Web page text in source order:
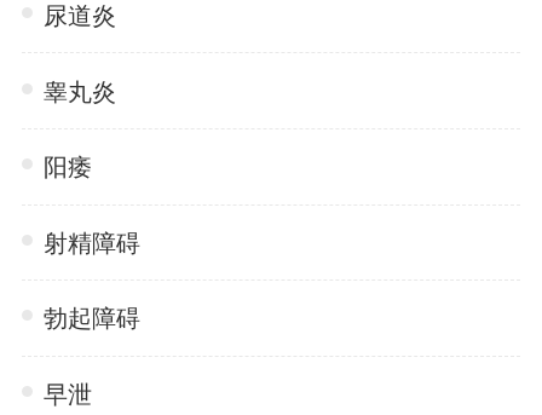
尿道炎
睾丸炎
阳痿
射精障碍
勃起障碍
早泄